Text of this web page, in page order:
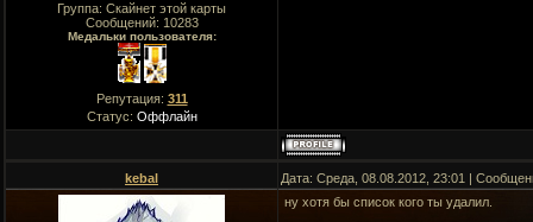
Группа: Скайнет этой карты
Сообщений: 10283
Медальки пользователя:
Репутация: 311
Статус: Оффлайн
kebal Дата: Среда, 08.08.2012, 23:01 |
ну хотя бы список кого ты удалил.